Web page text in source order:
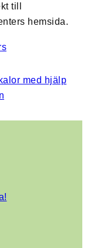
till
hemsida.
med hjälp